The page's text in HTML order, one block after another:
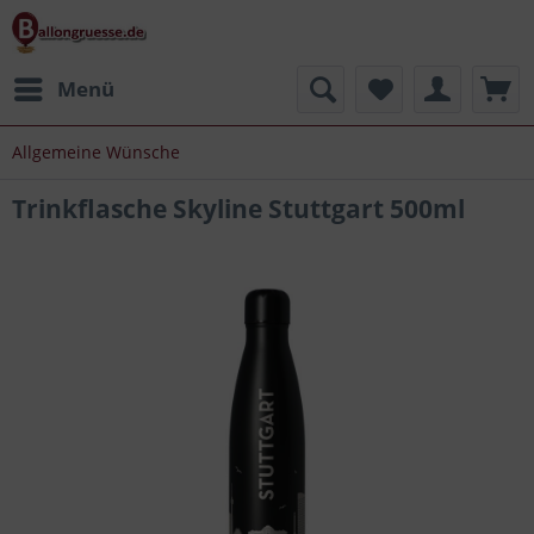
Menü
Allgemeine Wünsche
Trinkflasche Skyline Stuttgart 500ml